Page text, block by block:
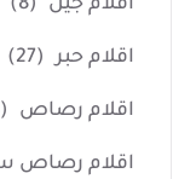
اقلام جيل (8)
اقلام حبر (27)
اقلام رصاص (14)
اقلام رصاص